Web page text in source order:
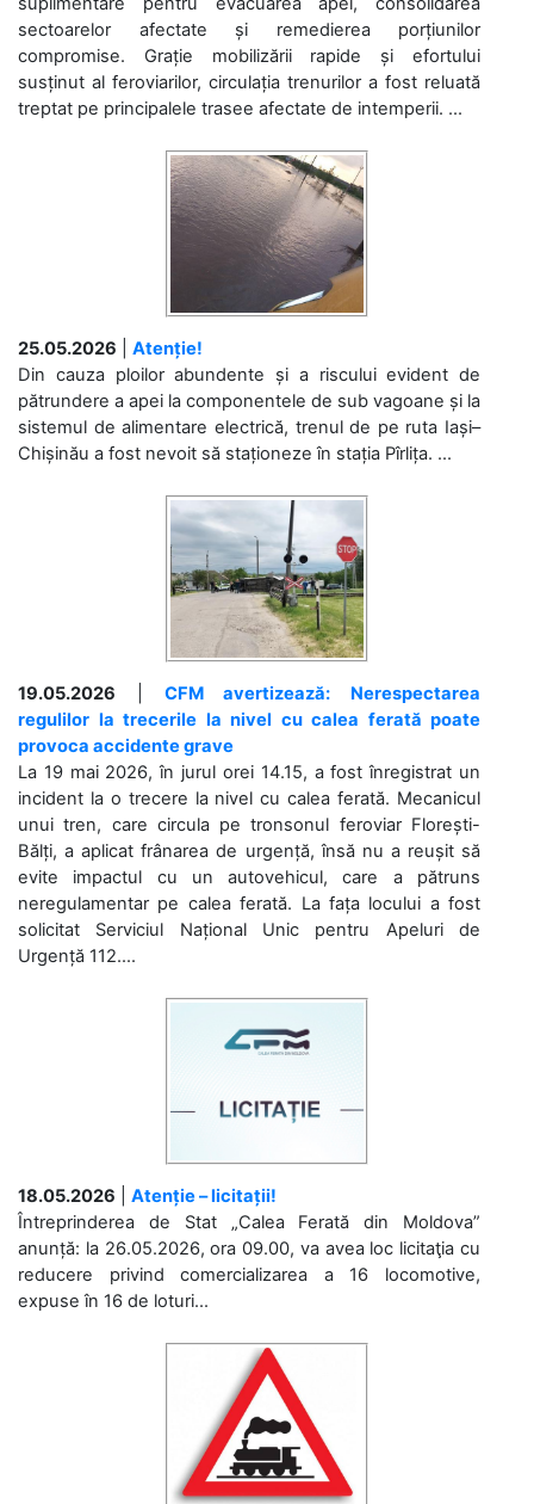
sectoarelor afectate și remedierea porțiunilor
compromise. Grație mobilizării rapide și efortului
susținut al feroviarilor, circulația trenurilor a fost reluată
treptat pe principalele trasee afectate de intemperii. ...
25.05.2026
Atenție!
Din cauza ploilor abundente și a riscului evident de
pătrundere a apei la componentele de sub vagoane și la
sistemul de alimentare electrică, trenul de pe ruta Iași–
Chișinău a fost nevoit să staționeze în stația Pîrlița. ...
19.05.2026
CFM avertizează: Nerespectarea
regulilor la trecerile la nivel cu calea ferată poate
provoca accidente grave
La 19 mai 2026, în jurul orei 14.15, a fost înregistrat un
incident la o trecere la nivel cu calea ferată. Mecanicul
unui tren, care circula pe tronsonul feroviar Florești-
Bălți, a aplicat frânarea de urgență, însă nu a reușit să
evite impactul cu un autovehicul, care a pătruns
neregulamentar pe calea ferată. La fața locului a fost
solicitat Serviciul Național Unic pentru Apeluri de
Urgență 112....
18.05.2026
Atenție – licitații!
Întreprinderea de Stat „Calea Ferată din Moldova”
anunță: la 26.05.2026, ora 09.00, va avea loc licitaţia cu
reducere privind comercializarea a 16 locomotive,
expuse în 16 de loturi...